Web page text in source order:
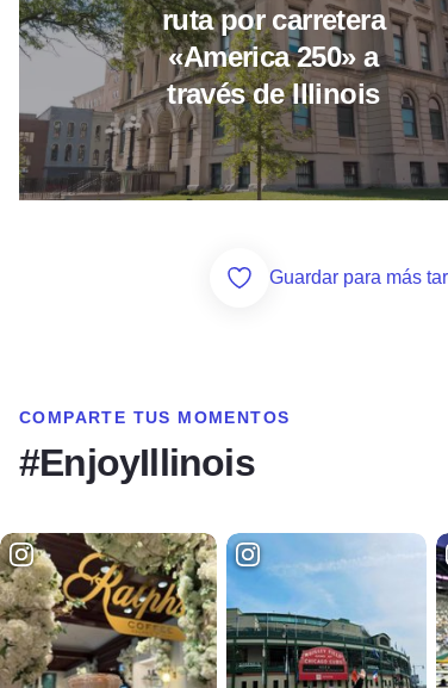
ruta por carretera
«America 250» a
través de Illinois
Add to Favorites
Guardar para más
COMPARTE TUS MOMENTOS
#EnjoyIllinois